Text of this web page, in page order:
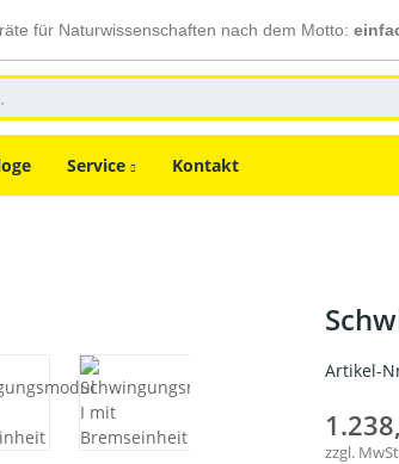
für Naturwissenschaften nach dem Motto:
Service Kontakt
Artikel-
zzgl.